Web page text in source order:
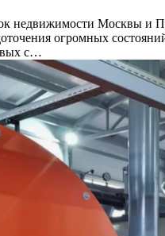
недвижимости Москвы и
огромных
с…